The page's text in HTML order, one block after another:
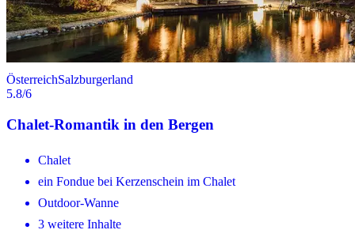
ÖsterreichSalzburgerland
5.8/6
Chalet-Romantik in den Bergen
Chalet
ein Fondue bei Kerzenschein im Chalet
Outdoor-Wanne
3 weitere Inhalte